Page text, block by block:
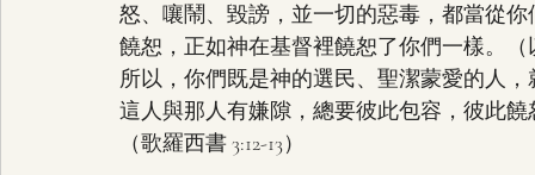
怒、嚷鬧、毀謗，並一切的惡毒，都當從
饒恕，正如神在基督裡饒恕了你們一樣。（
所以，你們既是神的選民、聖潔蒙愛的人
這人與那人有嫌隙，總要彼此包容，彼此
（歌羅西書 3:12-13）